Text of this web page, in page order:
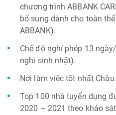
chương trình ABBANK
bổ sung dành cho toàn
ABBANK).
Chế độ nghỉ phép 13
nghỉ sinh nhật).
Nơi làm việc tốt nhất
Top 100 nhà tuyển dụng
2020 – 2021 theo khảo